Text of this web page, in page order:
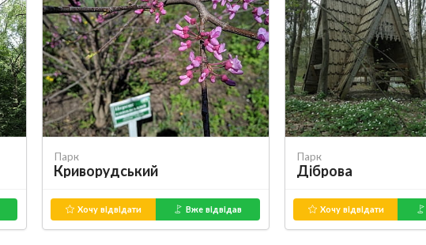
Парк
Криворудський
Хочу відвідати Вже відвідав
Парк
Діброва
Хочу відвідати